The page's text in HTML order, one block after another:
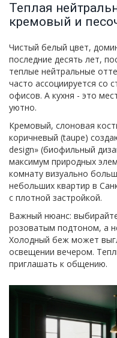
Теплая
кремовый и
Чистый белый цвет,
последние десять лет,
теплые нейтральные
часто ассоциируется со
офисов. А кухня - это
уютно.
Кремовый, слоновая
коричневый (taupe)
design» (биофильный
максимум природных
комнату визуально
небольших квартир в
с плотной застройкой.
Важный нюанс:
розоватым подтоном, а
Холодный беж может
освещении вечером.
приглашать к общению.